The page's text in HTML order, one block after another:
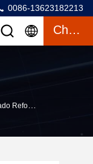
0086-13623182213
Charlar
Tuberías